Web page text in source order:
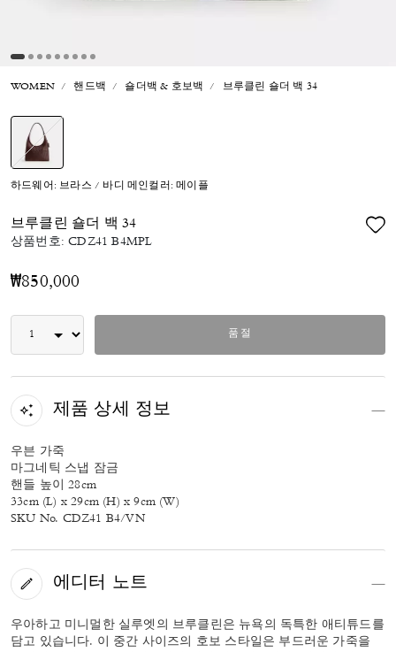
WOMEN 핸드백 숄더백 & 호보백 브루클린 숄더 백 34
하드웨어: 브라스 / 바디 메인컬러: 메이플
브루클린 숄더 백 34
상품번호:CDZ41 B4MPL
₩850,000
품절
제품 상세 정보
우븐 가죽
마그네틱 스냅 잠금
핸들 높이 28cm
33cm (L) x 29cm (H) x 9cm (W)
SKU No. CDZ41 B4/VN
에디터 노트
우아하고 미니멀한 실루엣의 브루클린은 뉴욕의 독특한 애티튜드를
담고 있습니다. 이 중간 사이즈의 호보 스타일은 부드러운 가죽을